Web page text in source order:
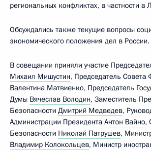
региональных конфликтах, в частности в
Обсуждались также текущие вопросы
экономического положения дел в России.
В совещании приняли участие
Михаил Мишустин, Председатель Совета
Валентина Матвиенко, Председатель
Думы Вячеслав Володин, Заместитель
Безопасности Дмитрий Медведев,
Администрации Президента Антон Вайно,
Безопасности Николай Патрушев,
Владимир Колокольцев, Министр